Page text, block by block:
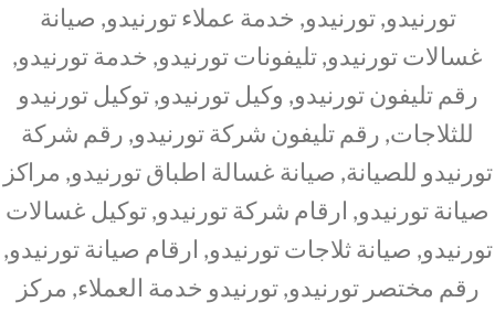
تورنيدو, تورنيدو, خدمة عملاء تورنيدو, صيانة
غسالات تورنيدو, تليفونات تورنيدو, خدمة تورنيدو,
رقم تليفون تورنيدو, وكيل تورنيدو, توكيل تورنيدو
للثلاجات, رقم تليفون شركة تورنيدو, رقم شركة
تورنيدو للصيانة, صيانة غسالة اطباق تورنيدو, مراكز
صيانة تورنيدو, ارقام شركة تورنيدو, توكيل غسالات
تورنيدو, صيانة ثلاجات تورنيدو, ارقام صيانة تورنيدو,
رقم مختصر تورنيدو, تورنيدو خدمة العملاء, مركز